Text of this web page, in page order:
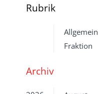
Rubrik
Allgemein
Fraktion
Archiv